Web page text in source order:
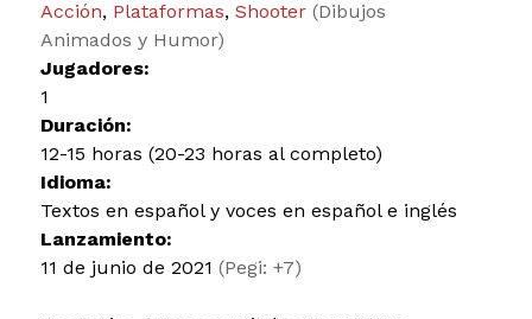
Acción, Plataformas, Shooter (Dibujos
Animados y Humor)
Jugadores:
1
Duración:
12-15 horas (20-23 horas al completo)
Idioma:
Textos en español y voces en español e inglés
Lanzamiento:
11 de junio de 2021 (Pegi: +7)